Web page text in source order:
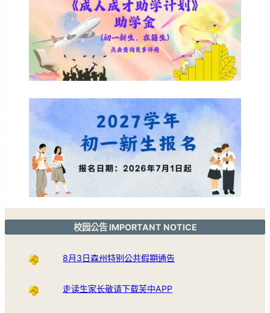
校园公告 IMPORTANT NOTICE
8月3日森州特别公共假期通告
走读生家长敬请下载芙中APP